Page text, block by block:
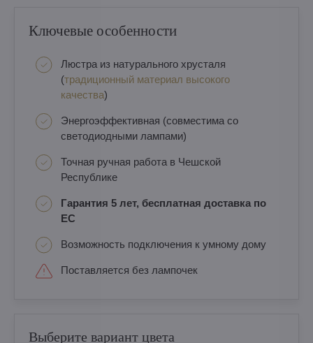
Ключевые особенности
Люстра из натурального хрусталя
(традиционный материал высокого
качества)
Энергоэффективная (совместима со
светодиодными лампами)
Точная ручная работа в Чешской
Республике
Гарантия 5 лет, бесплатная доставка по
ЕС
Возможность подключения к умному дому
Поставляется без лампочек
Выберите вариант цвета